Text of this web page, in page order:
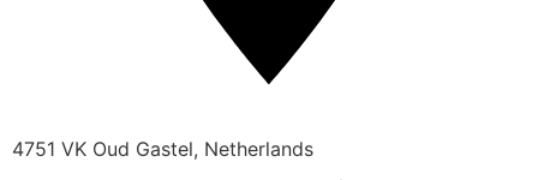
4751 VK Oud Gastel, Netherlands